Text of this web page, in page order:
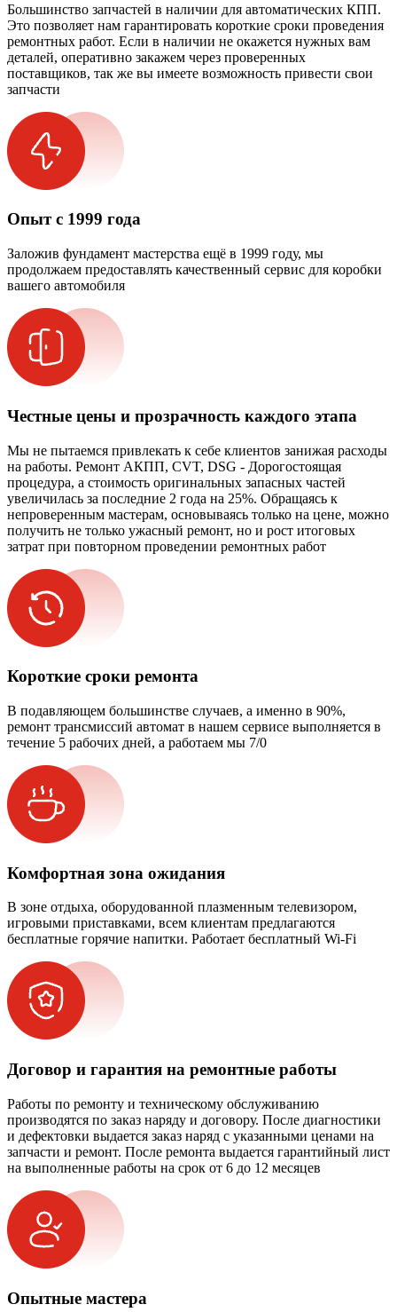
Большинство запчастей в наличии для автоматических КПП.
Это позволяет нам гарантировать короткие сроки проведения
ремонтных работ. Если в наличии не окажется нужных вам
деталей, оперативно закажем через проверенных
поставщиков, так же вы имеете возможность привести свои
запчасти
Опыт с 1999 года
Заложив фундамент мастерства ещё в 1999 году, мы
продолжаем предоставлять качественный сервис для коробки
вашего автомобиля
Честные цены и прозрачность каждого этапа
Мы не пытаемся привлекать к себе клиентов занижая расходы
на работы. Ремонт АКПП, CVT, DSG - Дорогостоящая
процедура, а стоимость оригинальных запасных частей
увеличилась за последние 2 года на 25%. Обращаясь к
непроверенным мастерам, основываясь только на цене, можно
получить не только ужасный ремонт, но и рост итоговых
затрат при повторном проведении ремонтных работ
Короткие сроки ремонта
В подавляющем большинстве случаев, а именно в 90%,
ремонт трансмиссий автомат в нашем сервисе выполняется в
течение 5 рабочих дней, а работаем мы 7/0
Комфортная зона ожидания
В зоне отдыха, оборудованной плазменным телевизором,
игровыми приставками, всем клиентам предлагаются
бесплатные горячие напитки. Работает бесплатный Wi-Fi
Договор и гарантия на ремонтные работы
Работы по ремонту и техническому обслуживанию
производятся по заказ наряду и договору. После диагностики
и дефектовки выдается заказ наряд с указанными ценами на
запчасти и ремонт. После ремонта выдается гарантийный лист
на выполненные работы на срок от 6 до 12 месяцев
Опытные мастера